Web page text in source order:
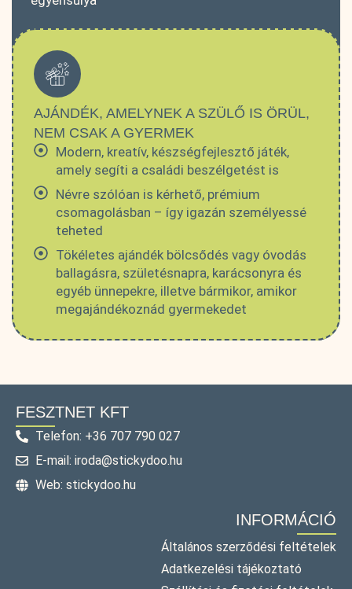
AJÁNDÉK, AMELYNEK A SZÜLŐ IS ÖRÜL,
NEM CSAK A GYERMEK
Modern, kreatív, készségfejlesztő játék,
amely segíti a családi beszélgetést is
Névre szólóan is kérhető, prémium
csomagolásban – így igazán személyessé
teheted
Tökéletes ajándék bölcsődés vagy óvodás
ballagásra, születésnapra, karácsonyra és
egyéb ünnepekre, illetve bármikor, amikor
megajándékoznád gyermekedet
FESZTNET KFT
Telefon: +36 707 790 027
E-mail: iroda@stickydoo.hu
Web: stickydoo.hu
INFORMÁCIÓ
Általános szerződési feltételek
Adatkezelési tájékoztató